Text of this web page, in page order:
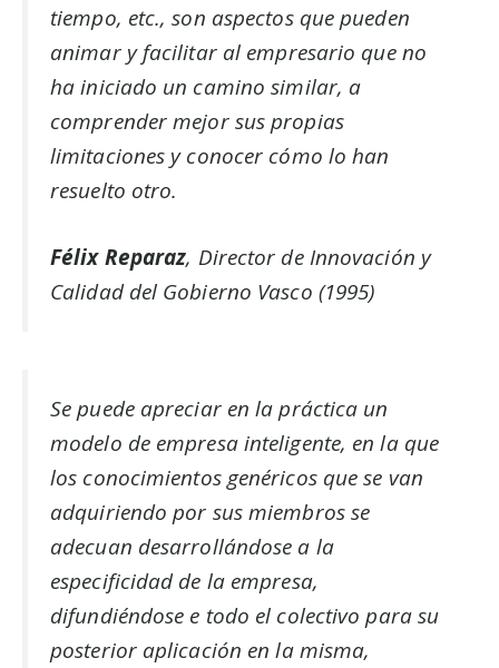
tiempo, etc., son aspectos que pueden
animar y facilitar al empresario que no
ha iniciado un camino similar, a
comprender mejor sus propias
limitaciones y conocer cómo lo han
resuelto otro.
Félix Reparaz, Director de Innovación y
Calidad del Gobierno Vasco (1995)
Se puede apreciar en la práctica un
modelo de empresa inteligente, en la que
los conocimientos genéricos que se van
adquiriendo por sus miembros se
adecuan desarrollándose a la
especificidad de la empresa,
difundiéndose e todo el colectivo para su
posterior aplicación en la misma,